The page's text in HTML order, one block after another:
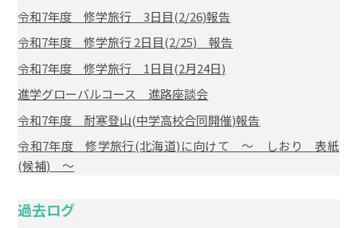
令和7年度 修学旅行 3日目(2/26)報告
令和7年度 修学旅行 2日目(2/25) 報告
令和7年度 修学旅行 1日目(2月24日)
進学グローバルコース 進路座談会
令和7年度 耐寒登山(中学高校合同開催)報告
令和7年度 修学旅行(北海道)に向けて ～ しおり 表紙
(候補) ～
過去ログ